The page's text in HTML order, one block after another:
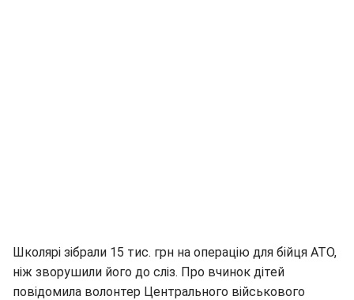
Школярі зібрали 15 тис. грн на операцію для бійця АТО,
ніж зворушили його до сліз. Про вчинок дітей
повідомила волонтер Центрального військового